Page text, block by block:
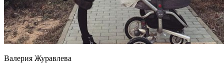
Валерия Журавлева